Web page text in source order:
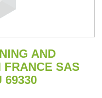
AND
FRANCE SAS
69330